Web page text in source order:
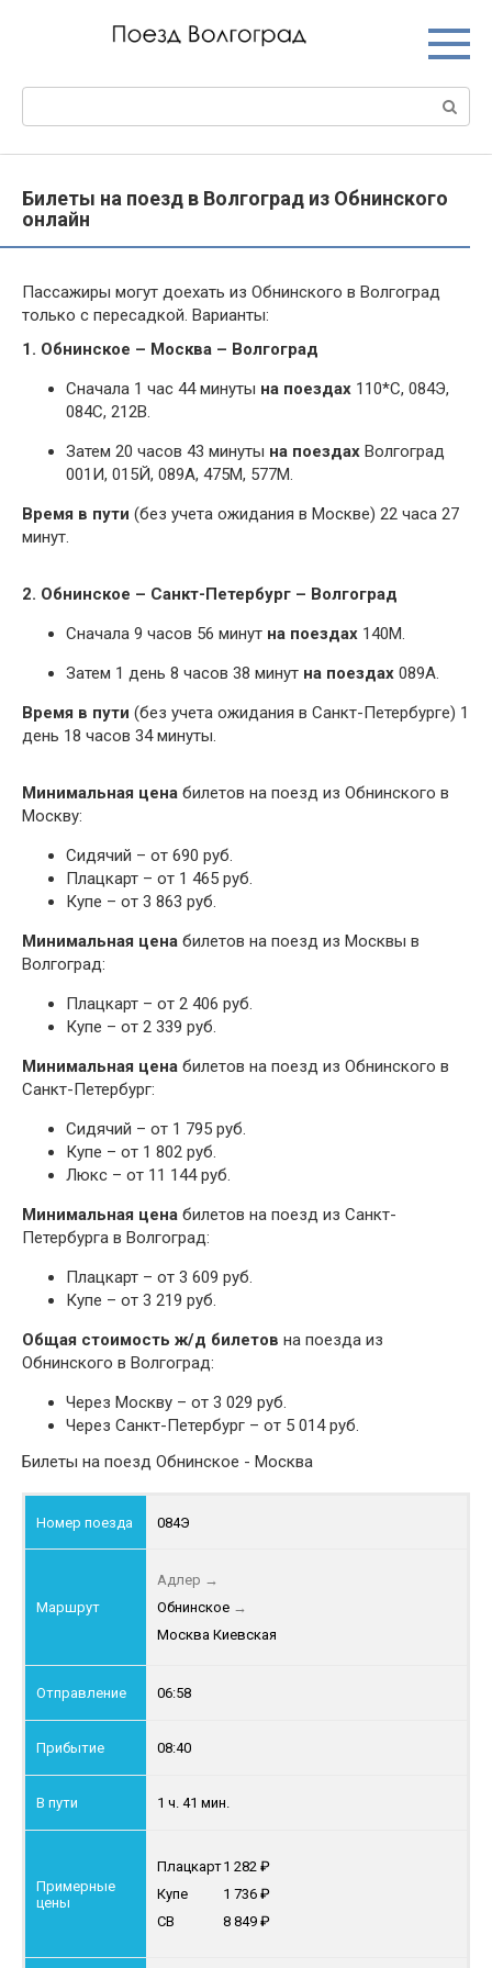
Билеты на поезд в Волгоград из Обнинского
онлайн
Пассажиры могут доехать из Обнинского в Волгоград
только с пересадкой. Варианты:
1. Обнинское – Москва – Волгоград
Сначала 1 час 44 минуты на поездах 110*С, 084Э,
084С, 212В.
Затем 20 часов 43 минуты на поездах Волгоград
001И, 015Й, 089А, 475М, 577М.
Время в пути (без учета ожидания в Москве) 22 часа 27
минут.
2. Обнинское – Санкт-Петербург – Волгоград
Сначала 9 часов 56 минут на поездах 140М.
Затем 1 день 8 часов 38 минут на поездах 089А.
Время в пути (без учета ожидания в Санкт-Петербурге) 1
день 18 часов 34 минуты.
Минимальная цена билетов на поезд из Обнинского в
Москву:
Сидячий – от 690 руб.
Плацкарт – от 1 465 руб.
Купе – от 3 863 руб.
Минимальная цена билетов на поезд из Москвы в
Волгоград:
Плацкарт – от 2 406 руб.
Купе – от 2 339 руб.
Минимальная цена билетов на поезд из Обнинского в
Санкт-Петербург:
Сидячий – от 1 795 руб.
Купе – от 1 802 руб.
Люкс – от 11 144 руб.
Минимальная цена билетов на поезд из Санкт-
Петербурга в Волгоград:
Плацкарт – от 3 609 руб.
Купе – от 3 219 руб.
Общая стоимость ж/д билетов на поезда из
Обнинского в Волгоград:
Через Москву – от 3 029 руб.
Через Санкт-Петербург – от 5 014 руб.
Билеты на поезд Обнинское - Москва
084Э
Адлер →
Обнинское →
Москва Киевская
06:58
08:40
1 ч. 41 мин.
Плацкарт1 282
Купе
1 736
СВ
8 849